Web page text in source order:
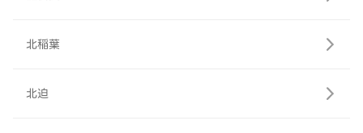
北稲葉
北迫